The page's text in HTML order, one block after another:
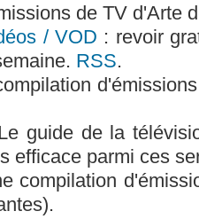
de TV d'Arte
/ VOD : revoir
RSS.
guide de la
efficace parmi ces
compilation